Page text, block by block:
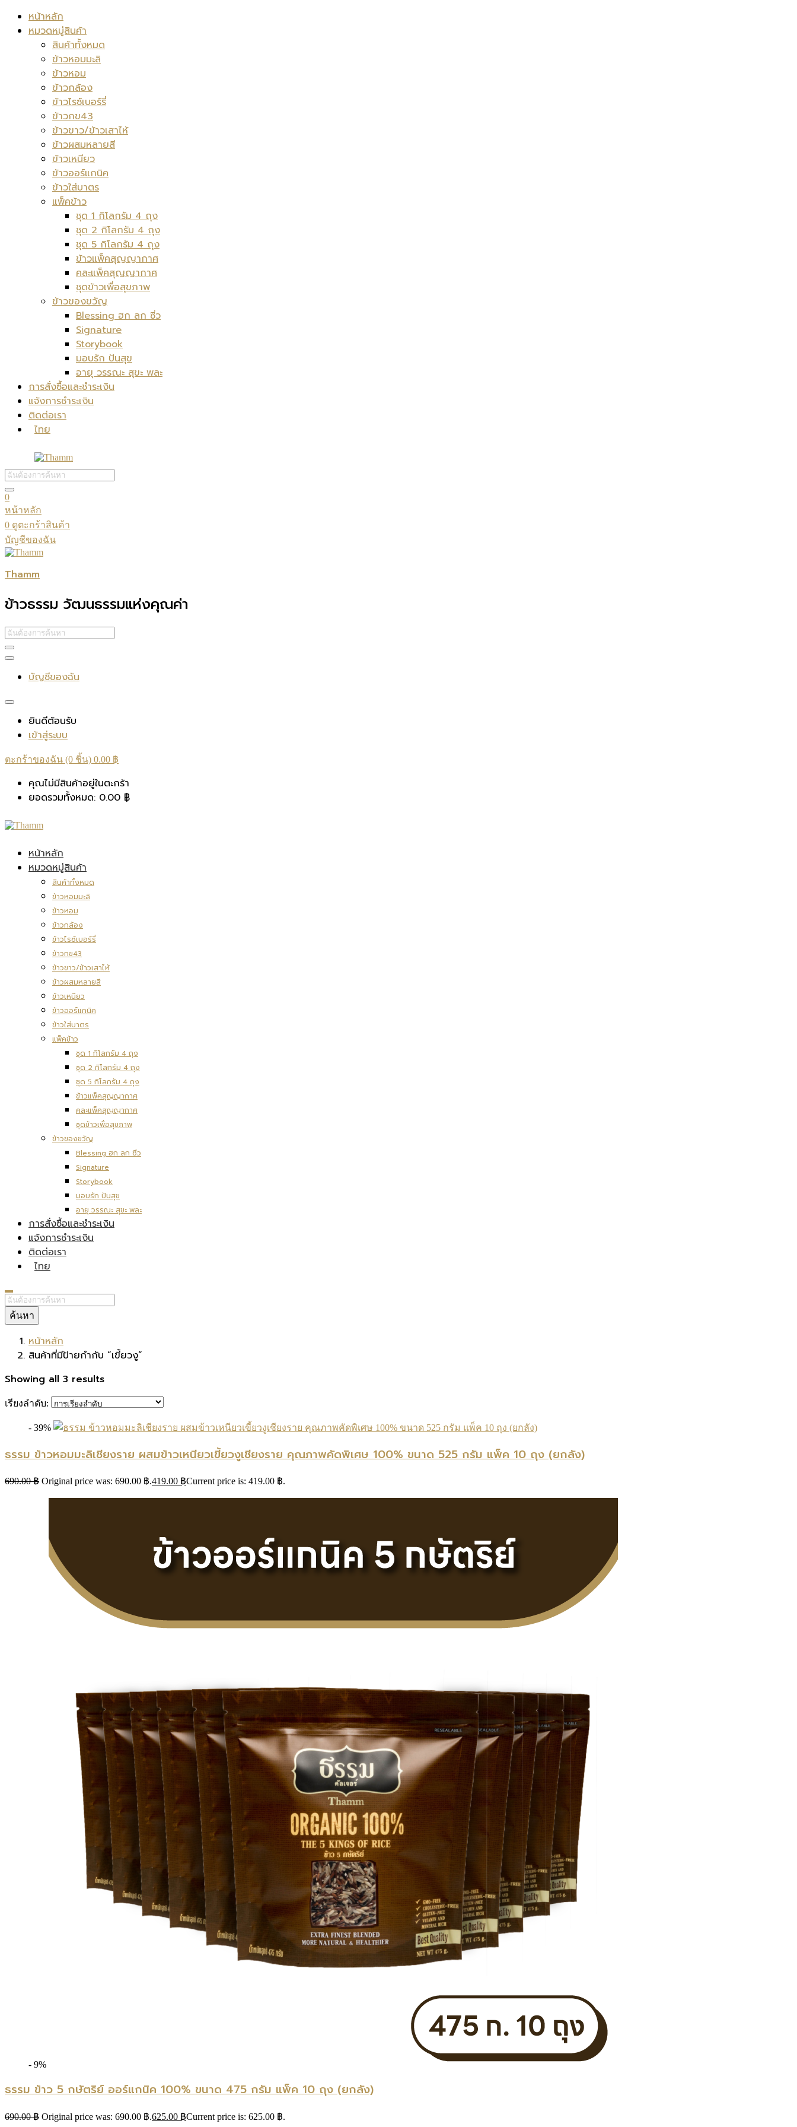
หน้าหลัก
หมวดหมู่สินค้า
สินค้าทั้งหมด
ข้าวหอมมะลิ
ข้าวหอม
ข้าวกล้อง
ข้าวไรซ์เบอร์รี่
ข้าวกข43
ข้าวขาว/ข้าวเสาไห้
ข้าวผสมหลายสี
ข้าวเหนียว
ข้าวออร์แกนิค
ข้าวใส่บาตร
แพ็คข้าว
ชุด 1 กิโลกรัม 4 ถุง
ชุด 2 กิโลกรัม 4 ถุง
ชุด 5 กิโลกรัม 4 ถุง
ข้าวแพ็คสุญญากาศ
คละแพ็คสุญญากาศ
ชุดข้าวเพื่อสุขภาพ
ข้าวของขวัญ
Blessing ฮก ลก ซิ่ว
Signature
Storybook
มอบรัก ปันสุข
อายุ วรรณะ สุขะ พละ
การสั่งซื้อและชำระเงิน
แจ้งการชำระเงิน
ติดต่อเรา
ไทย
0
หน้าหลัก
0 ดูตะกร้าสินค้า
บัญชีของฉัน
Thamm
ข้าวธรรม วัฒนธรรมแห่งคุณค่า
บัญชีของฉัน
ยินดีต้อนรับ
เข้าสู่ระบบ
ตะกร้าของฉัน (0 ชิ้น) 0.00 ฿
คุณไม่มีสินค้าอยู่ในตะกร้า
ยอดรวมทั้งหมด: 0.00 ฿
หน้าหลัก
หมวดหมู่สินค้า
สินค้าทั้งหมด
ข้าวหอมมะลิ
ข้าวหอม
ข้าวกล้อง
ข้าวไรซ์เบอร์รี่
ข้าวกข43
ข้าวขาว/ข้าวเสาไห้
ข้าวผสมหลายสี
ข้าวเหนียว
ข้าวออร์แกนิค
ข้าวใส่บาตร
แพ็คข้าว
ชุด 1 กิโลกรัม 4 ถุง
ชุด 2 กิโลกรัม 4 ถุง
ชุด 5 กิโลกรัม 4 ถุง
ข้าวแพ็คสุญญากาศ
คละแพ็คสุญญากาศ
ชุดข้าวเพื่อสุขภาพ
ข้าวของขวัญ
Blessing ฮก ลก ซิ่ว
Signature
Storybook
มอบรัก ปันสุข
อายุ วรรณะ สุขะ พละ
การสั่งซื้อและชำระเงิน
แจ้งการชำระเงิน
ติดต่อเรา
ไทย
ค้นหา
หน้าหลัก
สินค้าที่มีป้ายกำกับ “เขี้ยวงู”
Showing all 3 results
เรียงลำดับ:
- 39%
ธรรม ข้าวหอมมะลิเชียงราย ผสมข้าวเหนียวเขี้ยวงูเชียงราย คุณภาพคัดพิเศษ 100% ขนาด 525 กรัม แพ็ค 10 ถุง (ยกลัง)
690.00฿ Original price was: 690.00 ฿.419.00 ฿Current price is: 419.00 ฿.
- 9%
ธรรม ข้าว 5 กษัตริย์ ออร์แกนิค 100% ขนาด 475 กรัม แพ็ค 10 ถุง (ยกลัง)
690.00฿ Original price was: 690.00 ฿.625.00 ฿Current price is: 625.00 ฿.